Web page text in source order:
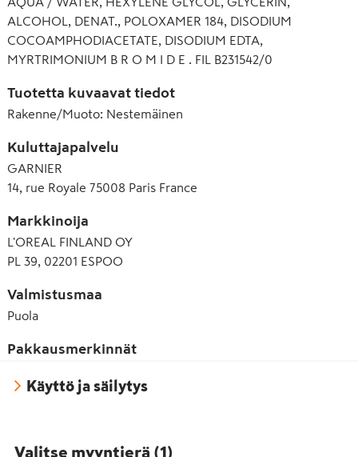
Hajusteeton. Optimaalinen siedettävyys.
Testattu ihotautilääkärin ja silmälääkärin valvonnassa.
ALCOHOL, DENAT., POLOXAMER 184, DISODIUM
COCOAMPHODIACETATE, DISODIUM EDTA,
MYRTRIMONIUM B R O M I D E . FIL B231542/0
Tuotetta kuvaavat tiedot
Rakenne/Muoto: Nestemäinen
Kuluttajapalvelu
GARNIER
14, rue Royale 75008 Paris France
Markkinoija
L'OREAL FINLAND OY
PL 39, 02201 ESPOO
Valmistusmaa
Puola
Pakkausmerkinnät
Käyttö ja säilytys
Valitse myyntierä (1 )